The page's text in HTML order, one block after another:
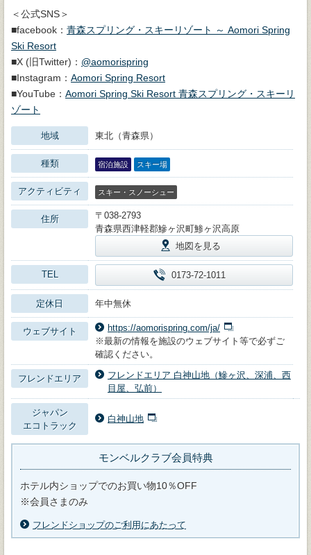
＜公式SNS＞
■facebook： 青森スプリング・スキーリゾート ～ Aomori Spring
Ski Resort
■X (旧Twitter)： @aomorispring
■Instagram： Aomori Spring Resort
■YouTube： Aomori Spring Ski Resort 青森スプリング・スキーリ
ゾート
地域 東北（青森県）
種類 宿泊施設 スキー場
アクティビティ スキー・スノーシュー
住所
〒038-2793
青森県西津軽郡鰺ヶ沢町鯵ヶ沢高原
地図を見る
TEL 0173-72-1011
定休日 年中無休
ウェブサイト
https://aomorispring.com/ja/
※最新の情報を施設のウェブサイト等で必ずご
確認ください。
フレンドエリア
フレンドエリア 白神山地（鰺ヶ沢、深浦、西
目屋、弘前）
ジャパン
エコトラック
白神山地
モンベルクラブ会員特典
ホテル内ショップでのお買い物10％OFF
※会員さまのみ
フレンドショップのご利用にあたって